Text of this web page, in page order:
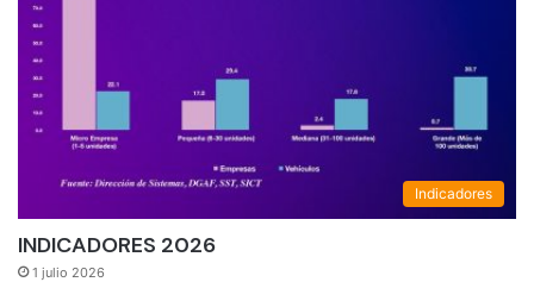
Indicadores
INDICADORES 2026
1 julio 2026